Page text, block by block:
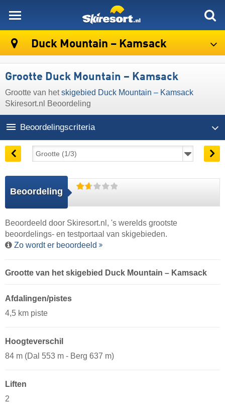
Duck Mountain – Kamsack
Grootte Duck Mountain – Kamsack
Grootte van hetskigebied Duck Mountain – Kamsack
Skiresort.nl Beoordeling
Beoordelingscriteria
Beoordeling
Beoordeeld door Skiresort.nl , 's werelds grootste
beoordelings- en testportaal van skigebieden.
Zo wordt er beoordeeld
Grootte van het skigebied Duck Mountain – Kamsack
Afdalingen/pistes
4,5 km piste
Hoogteverschil
84 m (Dal 553 m - Berg 637 m)
Liften
2